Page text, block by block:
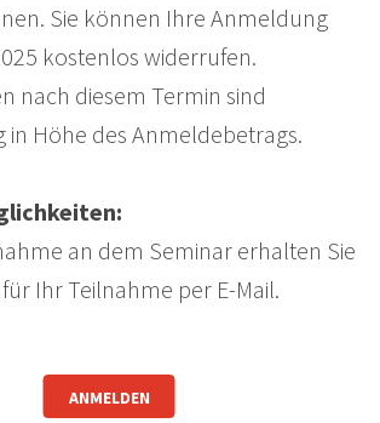
Sie können Ihre Anmeldung
kostenlos widerrufen.
nach diesem Termin sind
in Höhe des Anmeldebetrags.
an dem Seminar erhalten Sie
Ihr Teilnahme per E-Mail.
ANMELDEN